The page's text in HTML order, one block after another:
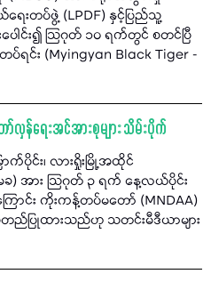
ေးတပ်ဖွဲ့ (LPDF) နှင့်ပြည်သူ့
ေါင်း၍ သြဂုတ် ၁၀ ရက်တွင် စတင်ပြီ
တပ်ရင်း (Myingyan Black Tiger -
လှန်ရေးအင်အားစုများ သိမ်းပိုက်
က်ပိုင်း၊ လားရှိုးမြို့အထိုင်
ခ) အား သြဂုတ် ၃ ရက် နေ့လယ်ပိုင်း
ောင်း ကိုးကန့်တပ်မတော် (MNDAA)
ည်ပြုထားသည်ဟု သတင်းမီဒီယာများ